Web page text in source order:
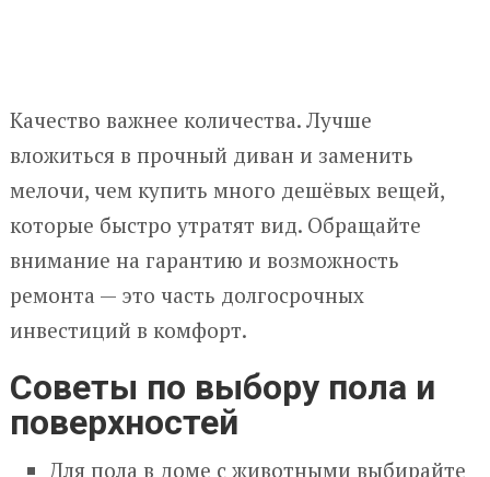
Качество важнее количества. Лучше
вложиться в прочный диван и заменить
мелочи, чем купить много дешёвых вещей,
которые быстро утратят вид. Обращайте
внимание на гарантию и возможность
ремонта — это часть долгосрочных
инвестиций в комфорт.
Советы по выбору пола и
поверхностей
Для пола в доме с животными выбирайте